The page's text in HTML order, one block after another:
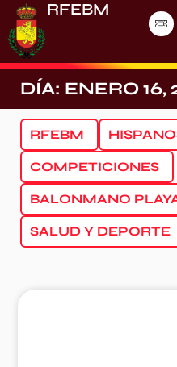
RFEBM
DÍA: ENERO 16,
RFEBM
COMPETICIONES
BALONMANO
SALUD Y DEPORTE